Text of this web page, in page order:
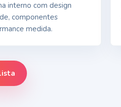
interno com design
componentes
medida.